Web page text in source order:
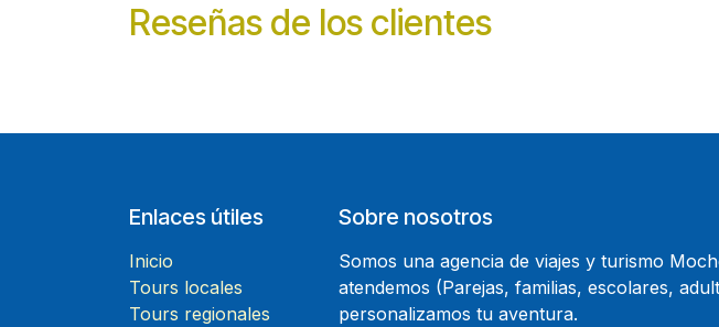
Reseñas de los clientes
Enlaces útiles
Inicio
Tours locales
Tours regionales
Sobre nosotros
Somos una agencia de viajes y turismo
atendemos (Parejas, familias, escolares,
personalizamos tu aventura.